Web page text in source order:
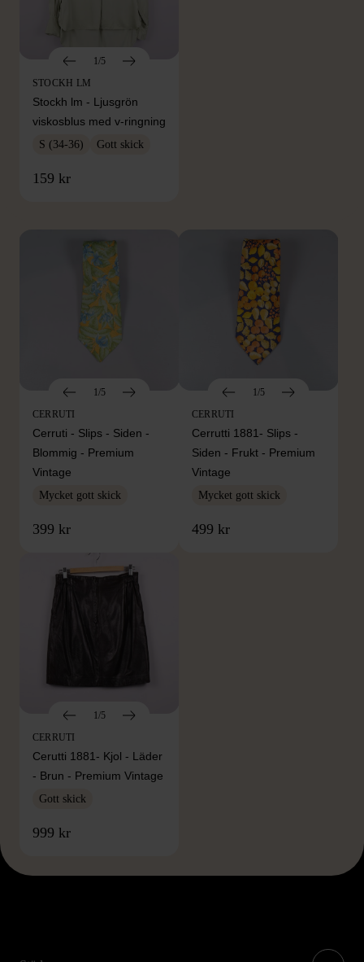
1/5
STOCKH LM
Stockh lm - Ljusgrön
viskosblus med v-ringning
S (34-36) Gott skick
159 kr
FRÅN SAMMA VARUMÄRKE
1/5
CERRUTI
Cerruti - Slips - Siden -
Blommig - Premium
Vintage
Mycket gott skick
399 kr
1/5
CERRUTI
Cerrutti 1881- Slips -
Siden - Frukt - Premium
Vintage
Mycket gott skick
499 kr
1/5
CERRUTI
Cerutti 1881- Kjol - Läder
- Brun - Premium Vintage
Gott skick
999 kr